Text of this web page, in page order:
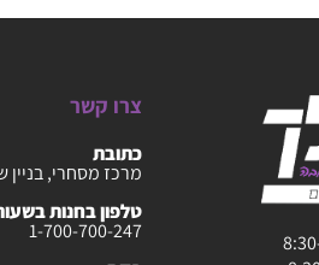
צרו קשר
כתובת
מרכז מסחרי, בניין
טלפון בחנות בשעות 08:30-
1-700-700-247